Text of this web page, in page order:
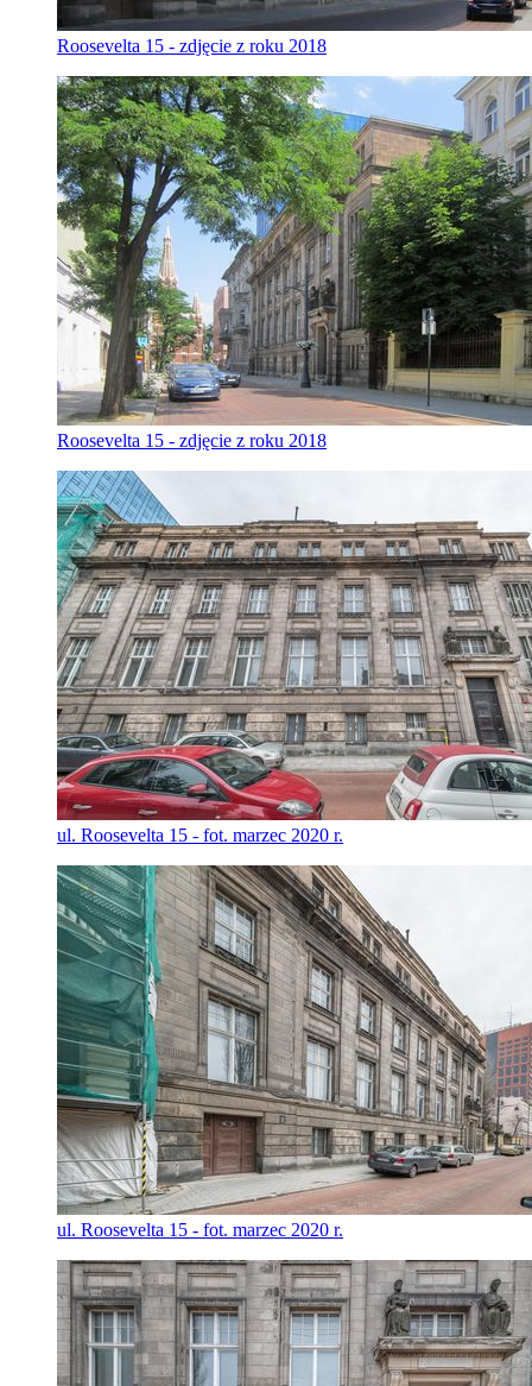
Roosevelta 15 - zdjęcie z roku 2018
Roosevelta 15 - zdjęcie z roku 2018
ul. Roosevelta 15 - fot. marzec 2020 r.
ul. Roosevelta 15 - fot. marzec 2020 r.